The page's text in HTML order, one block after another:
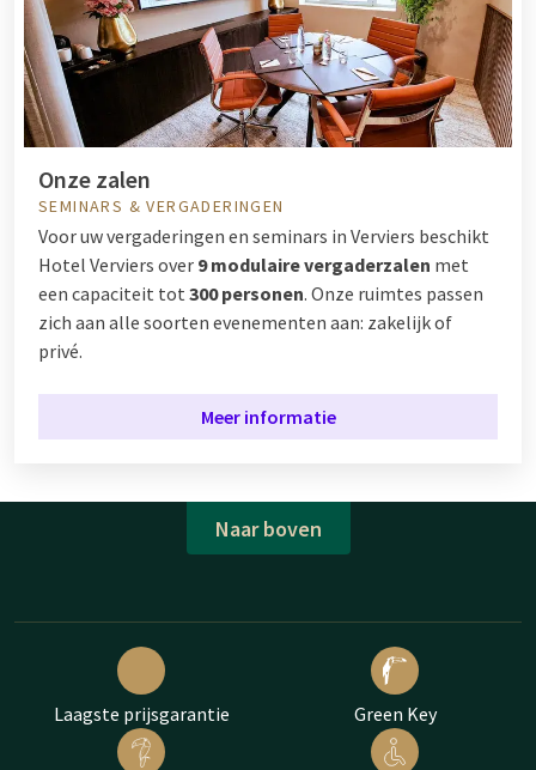
Onze zalen
SEMINARS & VERGADERINGEN
Voor uw vergaderingen en seminars in Verviers beschikt
Hotel Verviers over 9 modulaire vergaderzalen met
een capaciteit tot 300 personen. Onze ruimtes passen
zich aan alle soorten evenementen aan: zakelijk of
privé.
Meer informatie
Naar boven
Laagste prijsgarantie Green Key